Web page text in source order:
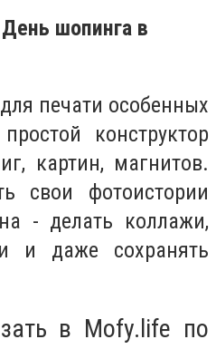
шопинга в
для печати особенных
конструктор
картин, магнитов.
свои фотоистории
- делать коллажи,
и даже сохранять
в Mofy.life по